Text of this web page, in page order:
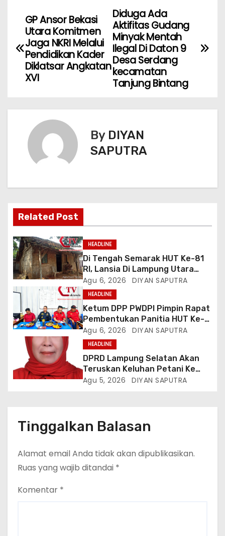
Diduga Ada
Aktifitas Gudang
Minyak Mentah
Ilegal Di Daton 9
Desa Serdang
kecamatan
Tanjung Bintang
GP Ansor Bekasi
Utara Komitmen
Jaga NKRI Melalui
Pendidikan Kader
Diklatsar Angkatan
XVI
By DIYAN
SAPUTRA
Related Post
HEADLINE
Di Tengah Semarak HUT Ke-81
RI, Lansia Di Lampung Utara
Hidup Memprihatinkan
Agu 6, 2026 DIYAN SAPUTRA
HEADLINE
Ketum DPP PWDPI Pimpin Rapat
Pembentukan Panitia HUT Ke-4,
Berikut Susunan Dan Rangkaian
Kegiatannya
Agu 6, 2026 DIYAN SAPUTRA
HEADLINE
DPRD Lampung Selatan Akan
Teruskan Keluhan Petani Ke
Dinas Terkait, Minta Audit
Agu 5, 2026 DIYAN SAPUTRA
Tinggalkan Balasan
Alamat email Anda tidak akan dipublikasikan.
Ruas yang wajib ditandai *
Komentar *